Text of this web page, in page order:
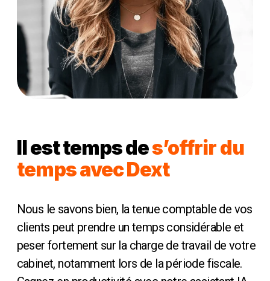
Il est temps des’offrir du
temps avec Dext
Nous le savons bien, la tenue comptable de vos
clients peut prendre un temps considérable et
peser fortement sur la charge de travail de votre
cabinet, notamment lors de la période fiscale.